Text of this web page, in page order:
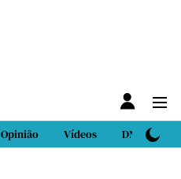
Opinião Vídeos DN Sport